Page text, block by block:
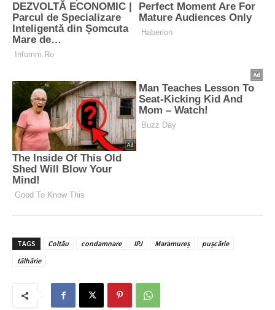
TAGS Coltău condamnare IPJ Maramureș
pușcărie
tâlhărie